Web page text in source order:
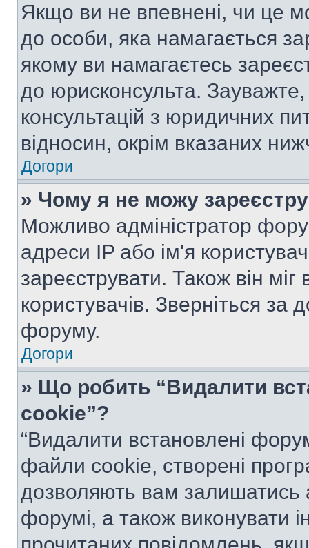
Якщо ви не впевнені, чи це
до особи, яка намагається
якому ви намагаєтесь
до юрисконсульта.
консультацій з юридичних
відносин, окрім вказаних
Догори
» Чому я не можу
Можливо адміністратор
адреси IP або ім'я
зареєструвати. Також він
користувачів. Зверніться за
форуму.
Догори
» Що робить “Видалити
cookie”?
“Видалити встановлені
файли cookie, створені
дозволяють вам залишатись
форумі, а також виконувати